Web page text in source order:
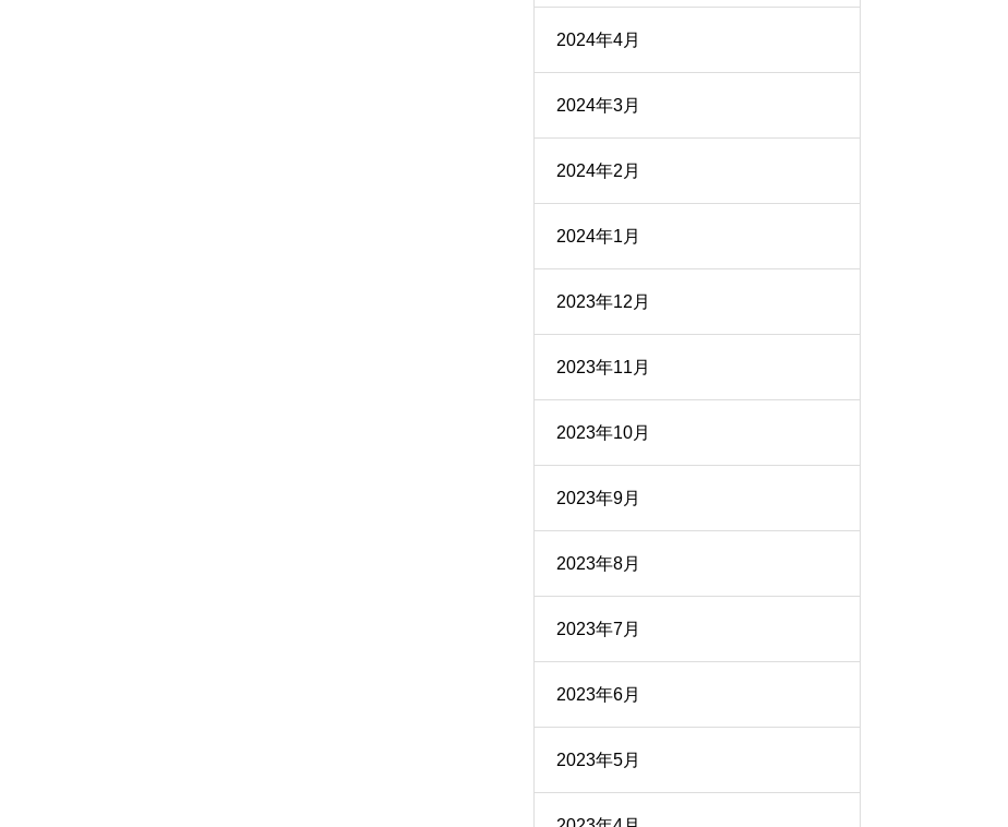
2024年4月
2024年3月
2024年2月
2024年1月
2023年12月
2023年11月
2023年10月
2023年9月
2023年8月
2023年7月
2023年6月
2023年5月